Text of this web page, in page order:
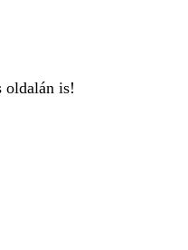
oldalán is!